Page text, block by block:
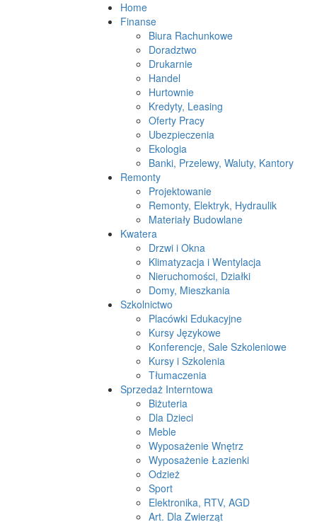
Home
Finanse
Biura Rachunkowe
Doradztwo
Drukarnie
Handel
Hurtownie
Kredyty, Leasing
Oferty Pracy
Ubezpieczenia
Ekologia
Banki, Przelewy, Waluty, Kantory
Remonty
Projektowanie
Remonty, Elektryk, Hydraulik
Materiały Budowlane
Kwatera
Drzwi i Okna
Klimatyzacja i Wentylacja
Nieruchomości, Działki
Domy, Mieszkania
Szkolnictwo
Placówki Edukacyjne
Kursy Językowe
Konferencje, Sale Szkoleniowe
Kursy i Szkolenia
Tłumaczenia
Sprzedaż Interntowa
Biżuteria
Dla Dzieci
Meble
Wyposażenie Wnętrz
Wyposażenie Łazienki
Odzież
Sport
Elektronika, RTV, AGD
Art. Dla Zwierząt